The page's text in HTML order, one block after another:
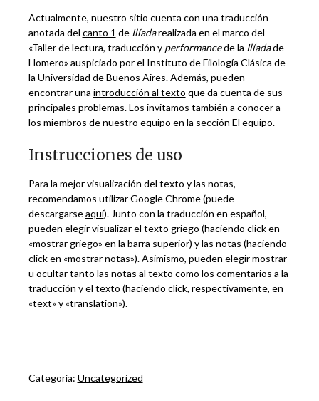
Actualmente, nuestro sitio cuenta con una traducción
anotada del canto 1 de Ilíadarealizada en el marco del
«Taller de lectura, traducción y performancede la Ilíadade
Homero» auspiciado por el Instituto de Filología Clásica de
la Universidad de Buenos Aires. Además, pueden
encontrar una introducción al texto que da cuenta de sus
principales problemas. Los invitamos también a conocer a
los miembros de nuestro equipo en la sección El equipo.
Instrucciones de uso
Para la mejor visualización del texto y las notas,
recomendamos utilizar Google Chrome (puede
descargarseaquí). Junto con la traducción en español,
pueden elegir visualizar el texto griego (haciendo click en
«mostrar griego» en la barra superior) y las notas (haciendo
click en «mostrar notas»). Asimismo, pueden elegir mostrar
u ocultar tanto las notas al texto como los comentarios a la
traducción y el texto (haciendo click, respectivamente, en
«text» y «translation»).
Categoría: Uncategorized